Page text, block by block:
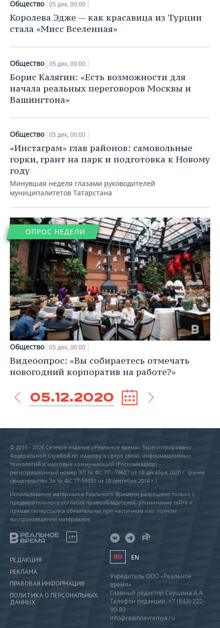
Общество 05 дек, 00:00
Королева Эдже — как красавица из Турции
стала «Мисс Вселенная»
Общество 05 дек, 00:00
Борис Калягин: «Есть возможности для
начала реальных переговоров Москвы и
Вашингтона»
Общество 05 дек, 00:00
«Инстаграм» глав районов: самовольные
горки, грант на парк и подготовка к Новому
году
Минувшая неделя глазами руководителей
муниципалитетов Татарстана
ОПРОС НЕДЕЛИ
Общество 05 дек, 00:00
Видеоопрос: «Вы собираетесь отмечать
новогодний корпоратив на работе?»
05.12.2020
© 2015 - 2026 Сетевое издание «Реальное время» Зарегистрировано
Федеральной службой по надзору в сфере связи, информационных
технологий и массовых коммуникаций (Роскомнадзор) –
регистрационный номер ЭЛ № ФС 77 - 79627 от 18 декабря 2020 г. (ранее
свидетельство Эл № ФС 77-59331 от 18 сентября 2014 г.)
Использование материалов Реального Времени разрешено только с
предварительного согласия правообладателей, упоминание сайта и
прямая гиперссылка обязательны при частичном или полном
воспроизведении материалов.
18+
РЕДАКЦИЯ
РЕКЛАМА
ПРАВОВАЯ ИНФОРМАЦИЯ
ПОЛИТИКА О ПЕРСОНАЛЬНЫХ
ДАННЫХ
RU EN
Учредитель ООО «Реальное
время»
Главный редактор Саушина А.А.
Телефон редакции: +7 (843) 222-
90-80
info@realnoevremya.ru